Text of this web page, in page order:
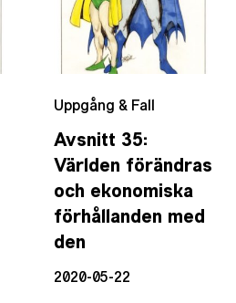
Uppgång & Fall
Avsnitt 35:
Världen förändras
och ekonomiska
förhållanden med
den
2020-05-22